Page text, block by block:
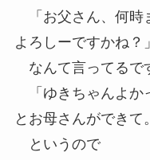
「お父さん、何時
よろしーですかね？」
なんて言ってるで
「ゆきちゃんよか
とお母さんができて
というので